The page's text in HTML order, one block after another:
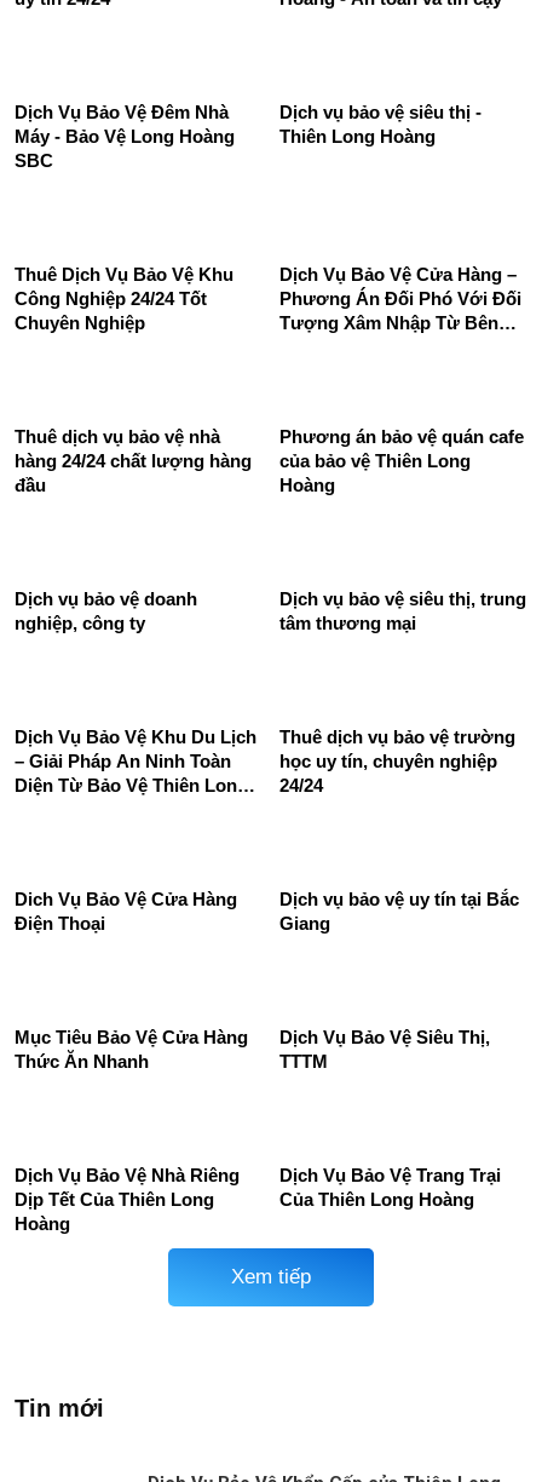
định
Dịch vụ bảo vệ quán ăn Long
Hoàng SBC chuyên nghiệp
uy tín 24/24
Dịch vụ bảo vệ cửa hàng của
Công Ty Bảo Vệ Thiên Long
Dịch Vụ Bảo Vệ Đêm Nhà
Máy - Bảo Vệ Long Hoàng
SBC
Dịch vụ bảo vệ siêu thị -
Thiên Long Hoàng
Thuê Dịch Vụ Bảo Vệ Khu
Công Nghiệp 24/24 Tốt
Chuyên Nghiệp
Dịch Vụ Bảo Vệ Cửa Hàng –
Phương Án Đối Phó Với Đối
Tượng Xâm Nhập Từ Bên
Thuê dịch vụ bảo vệ nhà
hàng 24/24 chất lượng hàng
Phương án bảo vệ quán cafe
của bảo vệ Thiên Long
Dịch vụ bảo vệ doanh
nghiệp, công ty
Dịch vụ bảo vệ siêu thị, trung
tâm thương mại
Dịch Vụ Bảo Vệ Khu Du Lịch
– Giải Pháp An Ninh Toàn
Thuê dịch vụ bảo vệ trường
học uy tín, chuyên nghiệp
Dich Vụ Bảo Vệ Cửa Hàng
Dịch vụ bảo vệ uy tín tại Bắc
Mục Tiêu Bảo Vệ Cửa Hàng
Thức Ăn Nhanh
Dịch Vụ Bảo Vệ Siêu Thị,
Hoàng